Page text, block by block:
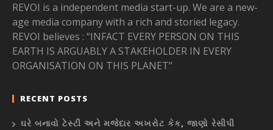
REVOI is a independent media start-up. We are a new-
age media company with a rich and storied legacy.
REVOI believes : “INFACT EVERY PERSON ON THIS
EARTH IS ARGUABLY A STAKEHOLDER IN EVERY
ORGANISATION ON THIS PLANET”
RECENT POSTS
ઘરે બનાવો ટેસ્ટી અને મજેદાર અખરોટ કેક, જાણો રેસીપી